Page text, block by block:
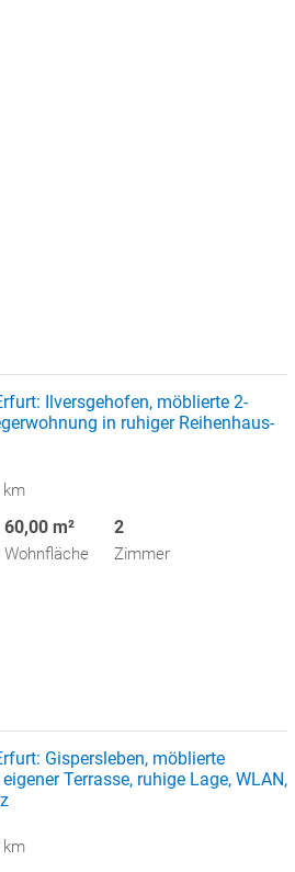
Ilversgehofen, möblierte 2-
in ruhiger Reihenhaus-
km
60,00 m²
Wohnfläche
2
Zimmer
Gispersleben, möblierte
Terrasse, ruhige Lage, WLAN,
km